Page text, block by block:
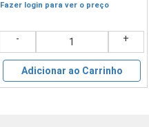
Fazer login para ver o preço
- +
Adicionar ao Carrinho